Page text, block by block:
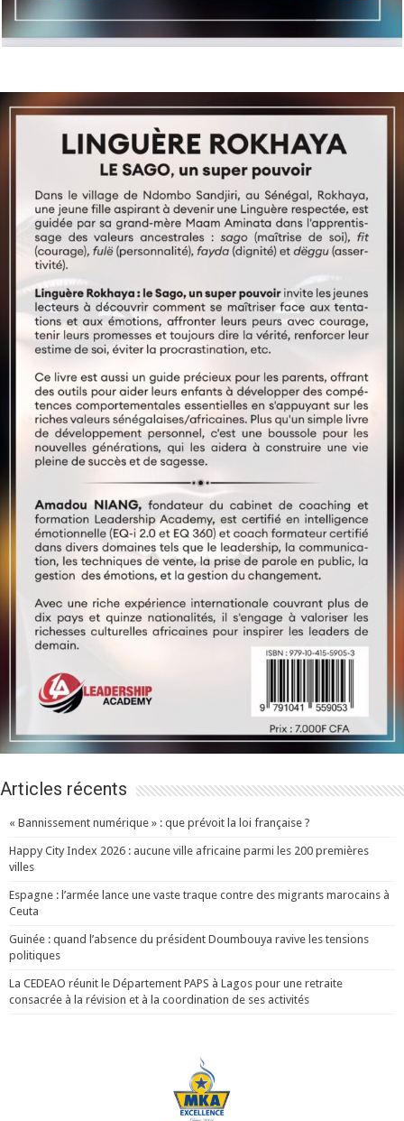
Articles récents
« Bannissement numérique » : que prévoit la loi française ?
Happy City Index 2026 : aucune ville africaine parmi les 200 premières
villes
Espagne : l’armée lance une vaste traque contre des migrants marocains à
Ceuta
Guinée : quand l’absence du président Doumbouya ravive les tensions
politiques
La CEDEAO réunit le Département PAPS à Lagos pour une retraite
consacrée à la révision et à la coordination de ses activités